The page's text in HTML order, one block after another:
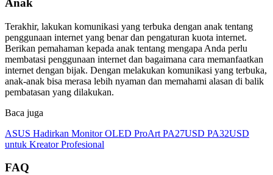
Anak
Terakhir, lakukan komunikasi yang terbuka dengan anak tentang
penggunaan internet yang benar dan pengaturan kuota internet.
Berikan pemahaman kepada anak tentang mengapa Anda perlu
membatasi penggunaan internet dan bagaimana cara memanfaatkan
internet dengan bijak. Dengan melakukan komunikasi yang terbuka,
anak-anak bisa merasa lebih nyaman dan memahami alasan di balik
pembatasan yang dilakukan.
Baca juga
ASUS Hadirkan Monitor OLED ProArt PA27USD PA32USD
untuk Kreator Profesional
FAQ